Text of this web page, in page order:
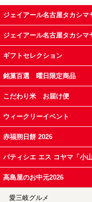
ジェイアール名古屋タカシマ
ジェイアール名古屋タカシ
ギフトセレクション
銘菓百選 曜日限定商品
こだわり米 お届け便
ウィークリーイベント
赤福朔日餅 2026
パティシエ エス コヤマ「小
高島屋のお中元2026
愛三岐グルメ